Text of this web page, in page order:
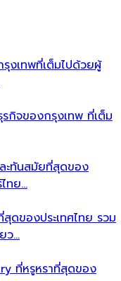
งเทพที่เต็มไปด้วยผู้
รกิจของกรุงเทพ ที่เต็ม
ะทันสมัยที่สุดของ
ทย…
ดของประเทศไทย รวม
ว…
ที่หรูหราที่สุดของ